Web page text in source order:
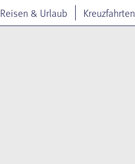
Reisen & Urlaub Kreuzfahrten